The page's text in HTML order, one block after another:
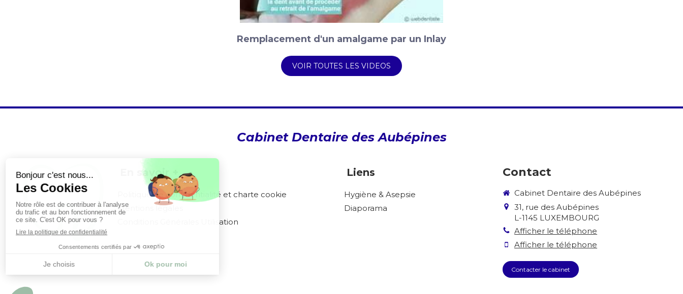
Remplacement d'un amalgame par un Inlay
VOIR TOUTES LES VIDEOS
Cabinet Dentaire des Aubépines
En savoir +
Politique de confidentialité et charte cookie
Mentions légales
Conditions Générales Utilisation
Liens
Hygiène & Asepsie
Diaporama
Contact
Cabinet Dentaire des Aubépines
31, rue des Aubépines
L-1145 LUXEMBOURG
Afficher le téléphone
Afficher le téléphone
Contacter le cabinet